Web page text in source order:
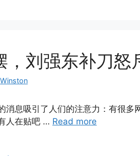
，刘强东补刀
Winston
消息吸引了人们的注意力：有很多
人在贴吧 … Read more